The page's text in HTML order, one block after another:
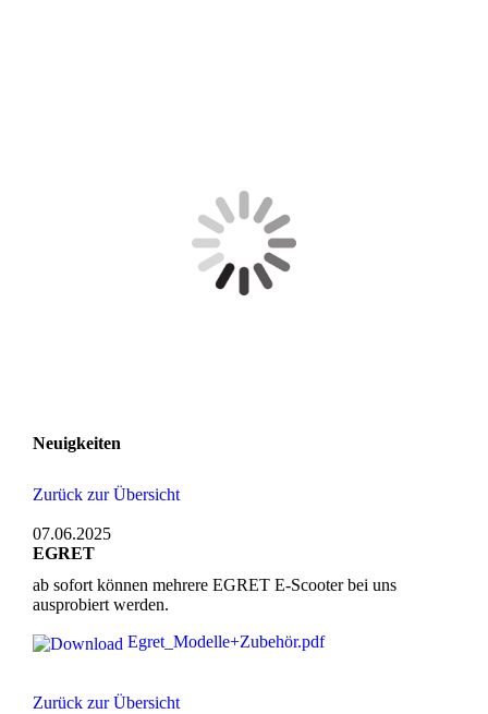
Neuigkeiten
Zurück zur Übersicht
07.06.2025
EGRET
ab sofort können mehrere EGRET E-Scooter bei uns
ausprobiert werden.
Egret_Modelle+Zubehör.pdf
Zurück zur Übersicht